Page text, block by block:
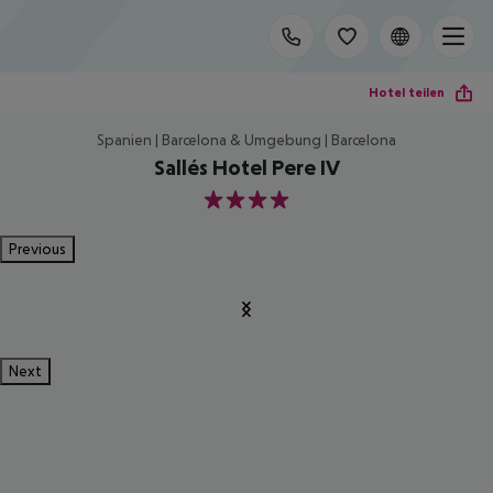
Hotel teilen
Spanien | Barcelona & Umgebung | Barcelona
Sallés Hotel Pere IV
4
Previous
Next